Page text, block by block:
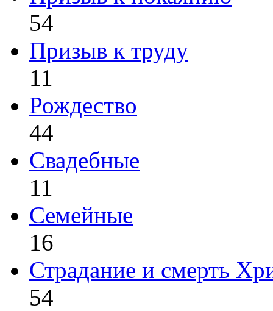
54
Призыв к труду
11
Рождество
44
Свадебные
11
Семейные
16
Страдание и смерть
54